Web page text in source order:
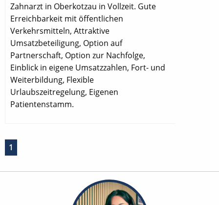
Zahnarzt in Oberkotzau in Vollzeit. Gute
Erreichbarkeit mit öffentlichen
Verkehrsmitteln, Attraktive
Umsatzbeteiligung, Option auf
Partnerschaft, Option zur Nachfolge,
Einblick in eigene Umsatzzahlen, Fort- und
Weiterbildung, Flexible
Urlaubszeitregelung, Eigenen
Patientenstamm.
1